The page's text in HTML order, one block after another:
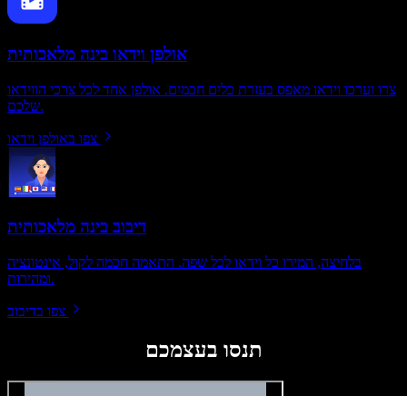
אולפן וידאו בינה מלאכותית
צרו וערכו וידאו מאפס בעזרת כלים חכמים. אולפן אחד לכל צרכי הווידאו
שלכם.
צפו באולפן וידאו
דיבוב בינה מלאכותית
בלחיצה, המירו כל וידאו לכל שפה. התאמה חכמה לקול, אינטונציה
ומהירות.
צפו בדיבוב
תנסו בעצמכם